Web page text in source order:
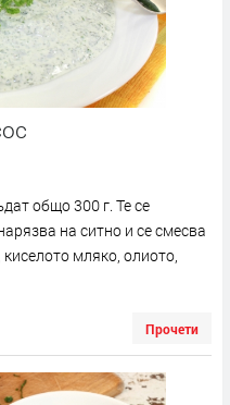
общо 300 г. Те се
на ситно и се смесва
мляко, олиото,
Прочети